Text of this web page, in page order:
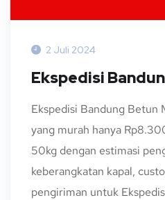
2 Juli 2024
Ekspedisi
Ekspedisi Bandung Betun
yang murah hanya
50kg dengan estimasi
keberangkatan kapal,
pengiriman untuk